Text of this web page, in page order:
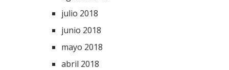
julio 2018
junio 2018
mayo 2018
abril 2018